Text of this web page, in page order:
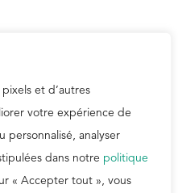
et d’autres
votre expérience de
personnalisé, analyser
dans notre politique
« Accepter tout », vous